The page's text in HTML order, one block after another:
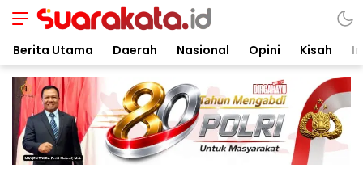
Suarakata.id
Kata Bicara Suara Bergerak
Berita Utama Daerah Nasional Opini Kisah